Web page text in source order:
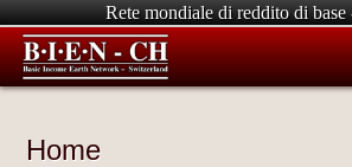
Rete mondiale di reddito di base
Home